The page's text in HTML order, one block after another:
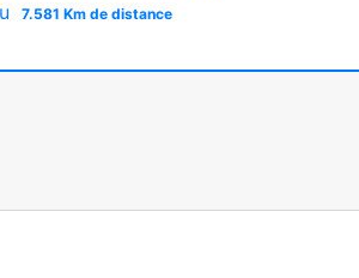
7.581 Km de distance